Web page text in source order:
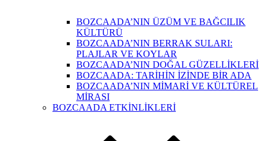
BOZCAADA’NIN ÜZÜM VE BAĞCILIK
KÜLTÜRÜ
BOZCAADA’NIN BERRAK SULARI:
PLAJLAR VE KOYLAR
BOZCAADA’NIN DOĞAL GÜZELLİKLERİ
BOZCAADA: TARİHİN İZİNDE BİR ADA
BOZCAADA’NIN MİMARİ VE KÜLTÜREL
MİRASI
BOZCAADA ETKİNLİKLERİ